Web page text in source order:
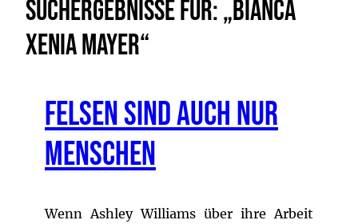
Suchergebnisse für: „Bianca
Xenia Mayer“
Felsen sind auch nur
Menschen
Wenn Ashley Williams über ihre Arbeit